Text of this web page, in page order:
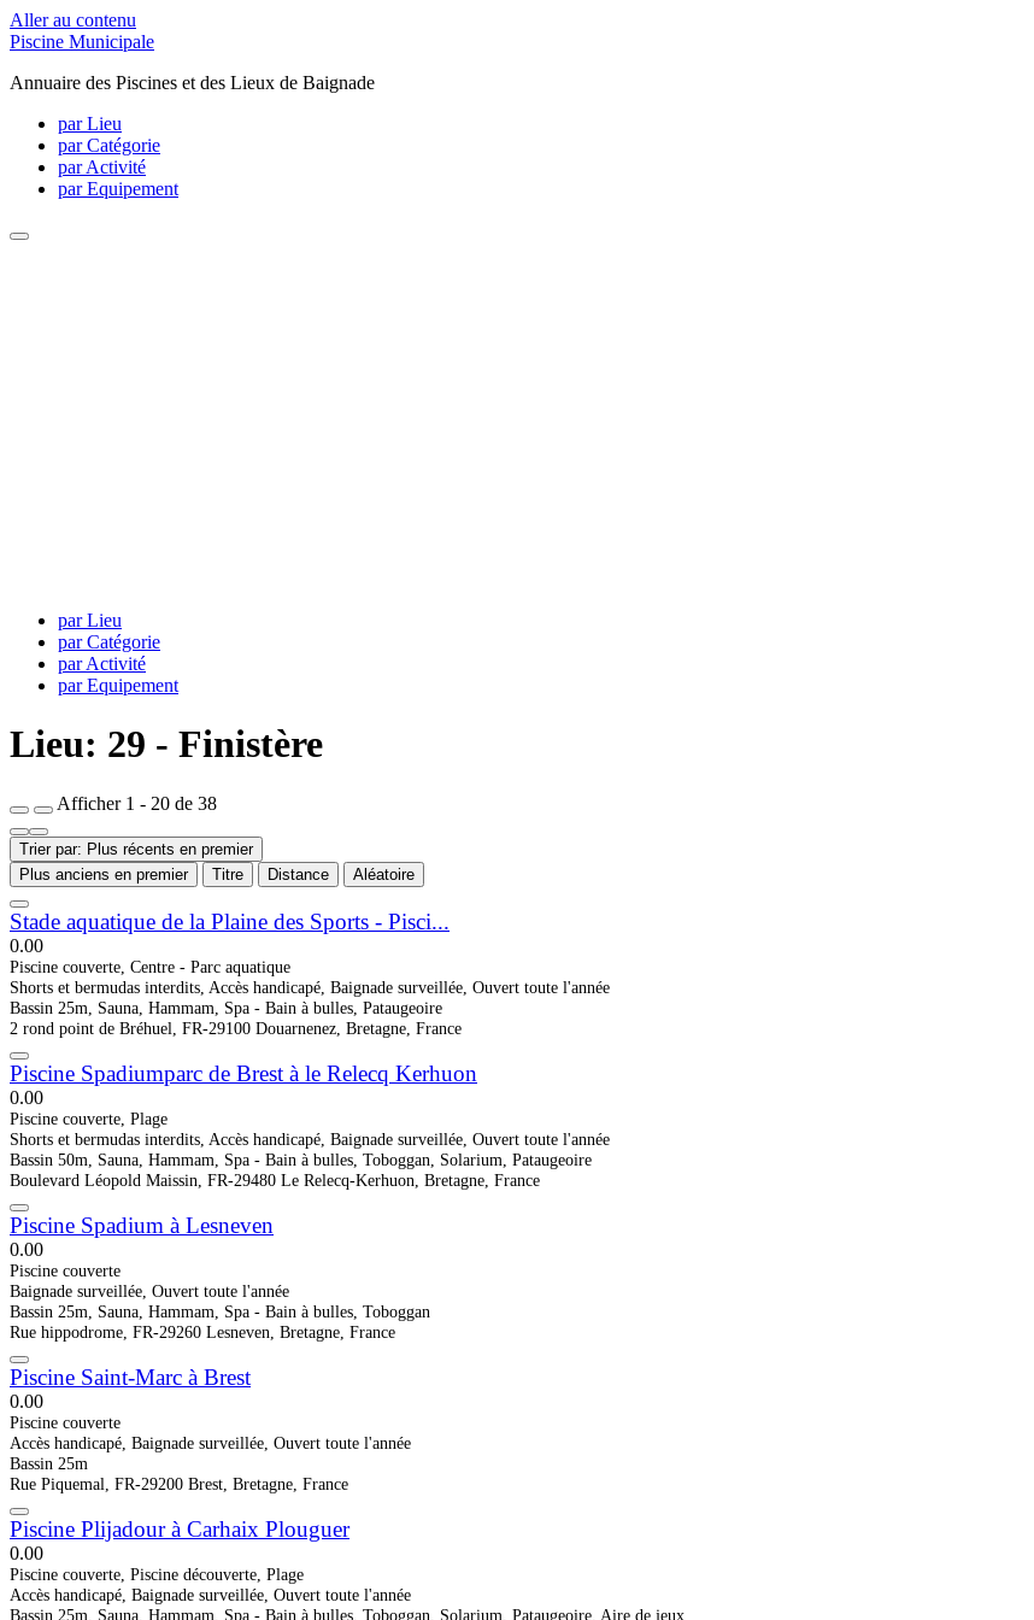
Aller au contenu
Piscine Municipale
Annuaire des Piscines et des Lieux de Baignade
par Lieu
par Catégorie
par Activité
par Equipement
par Lieu
par Catégorie
par Activité
par Equipement
Lieu: 29 - Finistère
Afficher 1 - 20 de 38
Trier par: Plus récents en premier
Plus anciens en premier
Titre Distance Aléatoire
Stade aquatique de la Plaine des Sports - Pisci...
0.00
Piscine couverte, Centre - Parc aquatique
Shorts et bermudas interdits, Accès handicapé, Baignade surveillée, Ouvert toute l'année
Bassin 25m, Sauna, Hammam, Spa - Bain à bulles, Pataugeoire
2 rond point de Bréhuel, FR-29100 Douarnenez, Bretagne, France
Piscine Spadiumparc de Brest à le Relecq Kerhuon
0.00
Piscine couverte, Plage
Shorts et bermudas interdits, Accès handicapé, Baignade surveillée, Ouvert toute l'année
Bassin 50m, Sauna, Hammam, Spa - Bain à bulles, Toboggan, Solarium, Pataugeoire
Boulevard Léopold Maissin, FR-29480 Le Relecq-Kerhuon, Bretagne, France
Piscine Spadium à Lesneven
0.00
Piscine couverte
Baignade surveillée, Ouvert toute l'année
Bassin 25m, Sauna, Hammam, Spa - Bain à bulles, Toboggan
Rue hippodrome, FR-29260 Lesneven, Bretagne, France
Piscine Saint-Marc à Brest
0.00
Piscine couverte
Accès handicapé, Baignade surveillée, Ouvert toute l'année
Bassin 25m
Rue Piquemal, FR-29200 Brest, Bretagne, France
Piscine Plijadour à Carhaix Plouguer
0.00
Piscine couverte, Piscine découverte, Plage
Accès handicapé, Baignade surveillée, Ouvert toute l'année
Bassin 25m, Sauna, Hammam, Spa - Bain à bulles, Toboggan, Solarium, Pataugeoire, Aire de jeux